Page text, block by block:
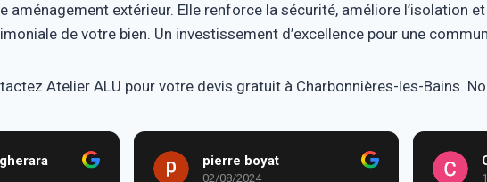
aménagement extérieur. Elle renforce la sécurité, améliore l’isolation
de votre bien. Un investissement d’excellence pour une
Atelier ALU pour votre devis gratuit à Charbonnières-les-Bains.
pierre boyat
02/08/2024